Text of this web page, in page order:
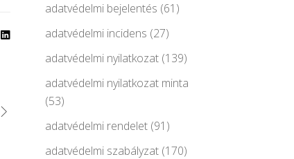
adatvédelmi bejelentés (61)
adatvédelmi incidens (27)
adatvédelmi nyilatkozat(139)
adatvédelmi nyilatkozat minta
(53)
adatvédelmi rendelet(91)
adatvédelmi szabályzat(170)